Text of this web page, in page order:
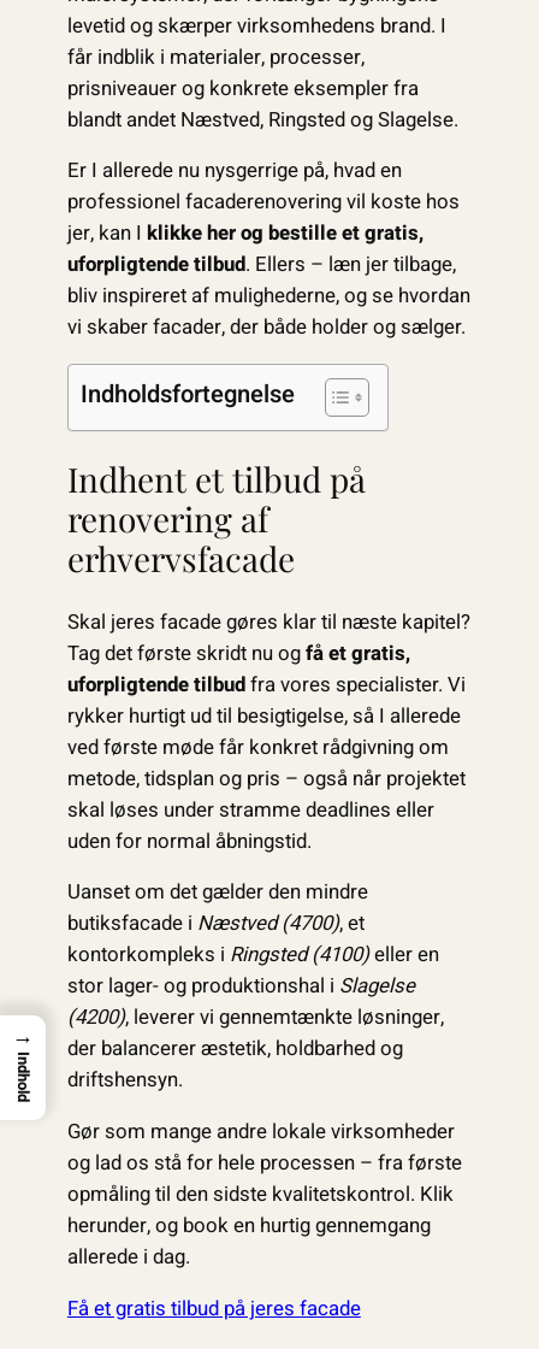
levetid og skærper virksomhedens brand. I
får indblik i materialer, processer,
prisniveauer og konkrete eksempler fra
blandt andet Næstved, Ringsted og Slagelse.
Er I allerede nu nysgerrige på, hvad en
professionel facaderenovering vil koste hos
jer, kan I klikke her og bestille et gratis,
uforpligtende tilbud. Ellers – læn jer tilbage,
bliv inspireret af mulighederne, og se hvordan
vi skaber facader, der både holder og sælger.
Indholdsfortegnelse
Indhent et tilbud på
renovering af
erhvervsfacade
Skal jeres facade gøres klar til næste kapitel?
Tag det første skridt nu ogfå et gratis,
uforpligtende tilbudfra vores specialister. Vi
rykker hurtigt ud til besigtigelse, så I allerede
ved første møde får konkret rådgivning om
metode, tidsplan og pris – også når projektet
skal løses under stramme deadlines eller
uden for normal åbningstid.
Uanset om det gælder den mindre
butiksfacade i Næstved (4700), et
kontorkompleks i Ringsted (4100)eller en
stor lager- og produktionshal i Slagelse
(4200), leverer vi gennemtænkte løsninger,
der balancerer æstetik, holdbarhed og
driftshensyn.
Gør som mange andre lokale virksomheder
og lad os stå for hele processen – fra første
opmåling til den sidste kvalitetskontrol. Klik
herunder, og book en hurtig gennemgang
allerede i dag.
Få et gratis tilbud på jeres facade
→
Indhold